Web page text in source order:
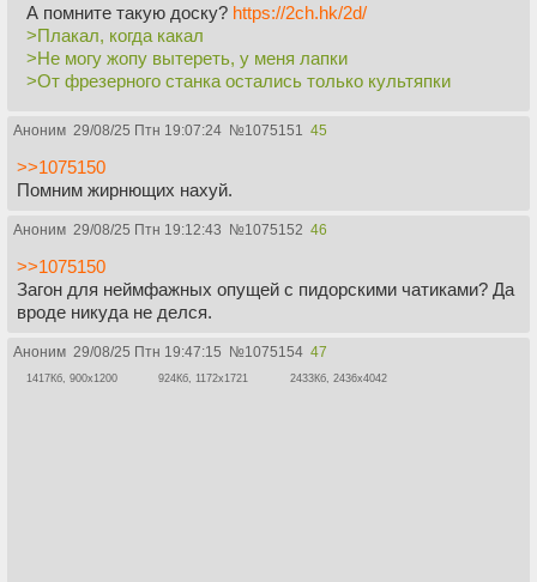
А помните такую доску? https://2ch.hk/2d/
>Плакал, когда какал
>Не могу жопу вытереть, у меня лапки
>От фрезерного станка остались только культяпки
Аноним 29/08/25 Птн 19:07:24 №1075151 45
>>1075150
Помним жирнющих нахуй.
Аноним 29/08/25 Птн 19:12:43 №1075152 46
>>1075150
Загон для неймфажных опущей с пидорскими чатиками? Да
вроде никуда не делся.
Аноним 29/08/25 Птн 19:47:15 №1075154 47
1417Кб, 900x1200 924Кб, 1172x1721 2433Кб, 2436x4042